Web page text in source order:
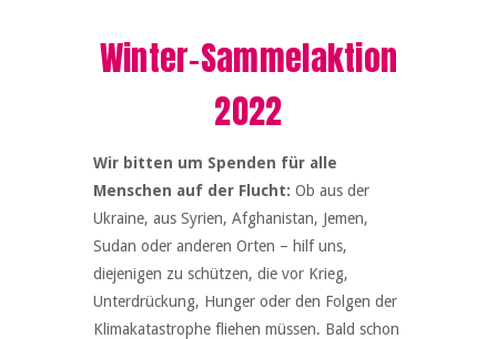
Winter-Sammelaktion
2022
Wir bitten um Spenden für alle
Menschen auf der Flucht: Ob aus der
Ukraine, aus Syrien, Afghanistan, Jemen,
Sudan oder anderen Orten – hilf uns,
diejenigen zu schützen, die vor Krieg,
Unterdrückung, Hunger oder den Folgen der
Klimakatastrophe fliehen müssen. Bald schon